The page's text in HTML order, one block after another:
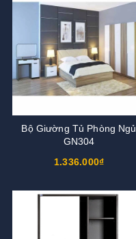
Bộ Giường Tủ Phòng Ngủ
GN304
1.336.000₫